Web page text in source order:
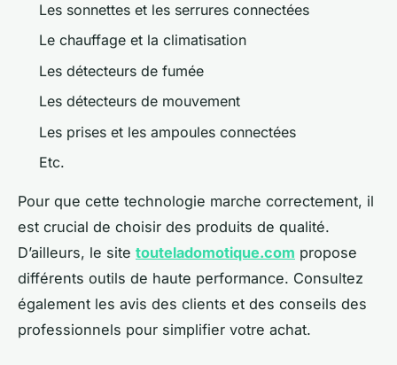
Les sonnettes et les serrures connectées
Le chauffage et la climatisation
Les détecteurs de fumée
Les détecteurs de mouvement
Les prises et les ampoules connectées
Etc.
Pour que cette technologie marche correctement, il
est crucial de choisir des produits de qualité.
D’ailleurs, le site touteladomotique.com propose
différents outils de haute performance. Consultez
également les avis des clients et des conseils des
professionnels pour simplifier votre achat.